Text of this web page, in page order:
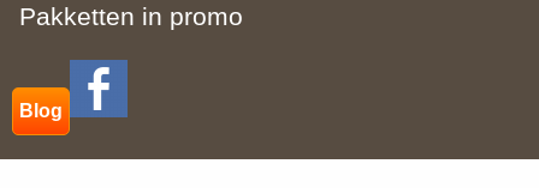
Pakketten in promo
Blog